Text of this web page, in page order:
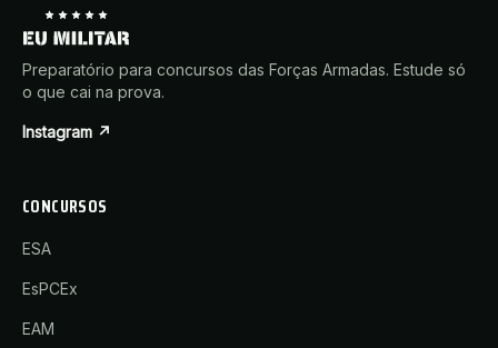
Preparatório para concursos das Forças Armadas. Estude só
o que cai na prova.
Instagram ↗
CONCURSOS
ESA
EsPCEx
EAM